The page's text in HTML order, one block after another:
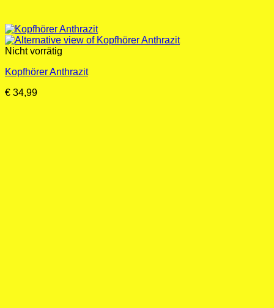
Nicht vorrätig
Kopfhörer Anthrazit
€ 34,99